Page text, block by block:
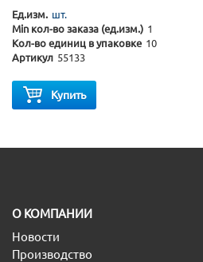
Ед.изм. шт.
Min кол-во заказа (ед.изм.) 1
Кол-во единиц в упаковке 10
Артикул 55133
Купить
O КОМПАНИИ
Новости
Производство